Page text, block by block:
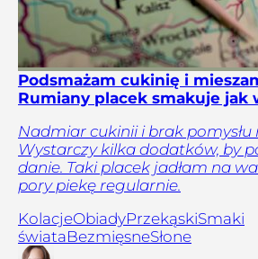
Podsmażam cukinię i
Rumiany placek smakuje jak
Nadmiar cukinii i brak pomysłu
Wystarczy kilka dodatków, by
danie. Taki placek jadłam na
pory piekę regularnie.
KolacjeObiadyPrzekąskiSmaki
świataBezmięsneSłone